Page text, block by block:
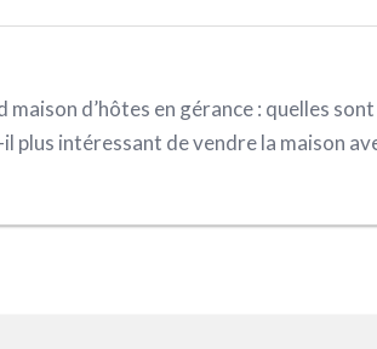
d’hôtes en gérance : quelles
intéressant de vendre la maison